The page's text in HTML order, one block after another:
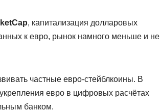
, капитализация долларовых
к евро, рынок намного меньше и не
частные евро-стейблкоины. В
евро в цифровых расчётах
банком.